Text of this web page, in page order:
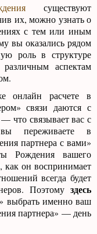
существуют
их, можно узнать о
с тем или иным
вы оказались рядом
роль в структуре
аспектам
онлайн расчете в
связи даются с
что связывает вас с
переживаете в
партнера с вами»
Рождения вашего
как он воспринимает
всегда будет
Поэтому здесь
выбрать именно ваш
партнера» — день